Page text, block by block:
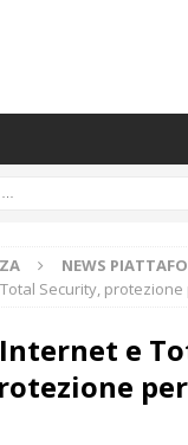
NEWS
Security, protezione
e